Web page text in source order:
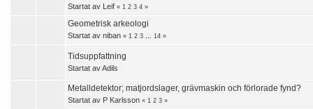
Startat av Leif « 1 2 3 4 »
Geometrisk arkeologi
Startat av niban « 1 2 3 14 »
Tidsuppfattning
Startat avAdils
Metalldetektor; matjordslager, grävmaskin och förlorade fynd?
Startat av P Karlsson « 1 2 3 »